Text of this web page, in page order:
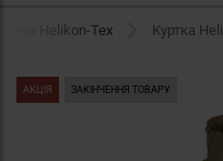
Helikon-Tex Куртка
АКЦІЯ ЗАКІНЧЕННЯ ТОВАРУ